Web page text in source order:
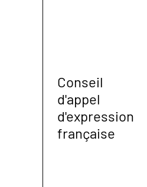
Conseil
d'appel
d'expression
française